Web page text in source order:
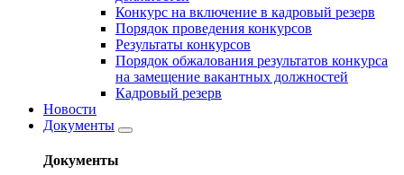
Конкурс на включение в кадровый резерв
Порядок проведения конкурсов
Результаты конкурсов
Порядок обжалования результатов конкурса
на замещение вакантных должностей
Кадровый резерв
Новости
Документы
Документы